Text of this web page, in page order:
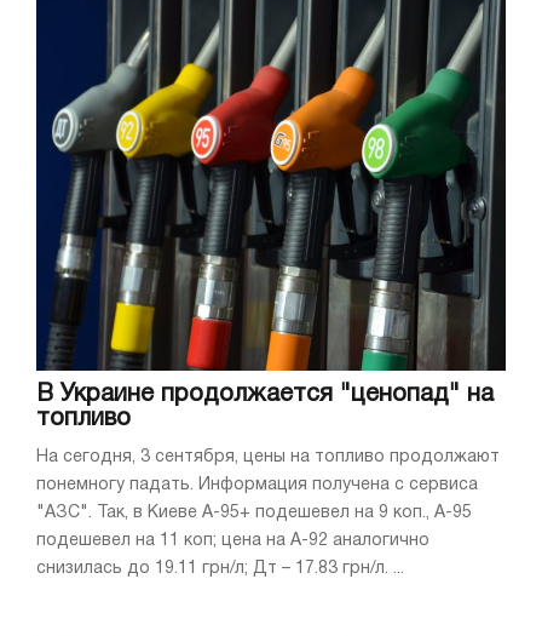
В Украине продолжается "ценопад" на
топливо
На сегодня, 3 сентября, цены на топливо продолжают
понемногу падать. Информация получена с сервиса
"АЗС". Так, в Киеве А-95+ подешевел на 9 коп., А-95
подешевел на 11 коп; цена на А-92 аналогично
снизилась до 19.11 грн/л; Дт – 17.83 грн/л. ...